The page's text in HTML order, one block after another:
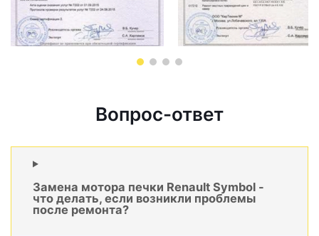
Вопрос-ответ
Замена мотора печки Renault Symbol -
что делать, если возникли проблемы
после ремонта?